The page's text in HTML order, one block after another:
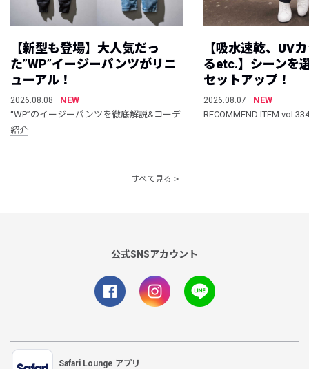
【新型も登場】大人気だっ
た”WP”イージーパンツがリニ
ューアル！
2026.08.08
NEW
“WP”のイージーパンツを徹底解説&コーデ
紹介
【吸水速乾、UV
るetc.】シーンを
セットアップ！
2026.08.07
NEW
RECOMMEND ITEM vol.334
すべて見る
公式SNSアカウント
Safari Lounge アプリ